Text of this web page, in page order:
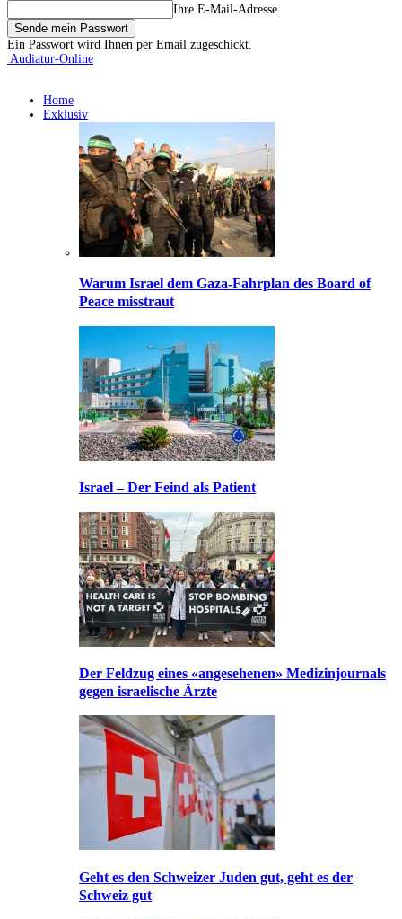
Ihre E-Mail-Adresse
Ein Passwort wird Ihnen per Email zugeschickt.
Audiatur-Online
Home
Exklusiv
Warum Israel dem Gaza-Fahrplan des Board of
Peace misstraut
Israel – Der Feind als Patient
Der Feldzug eines «angesehenen» Medizinjournals
gegen israelische Ärzte
Geht es den Schweizer Juden gut, geht es der
Schweiz gut